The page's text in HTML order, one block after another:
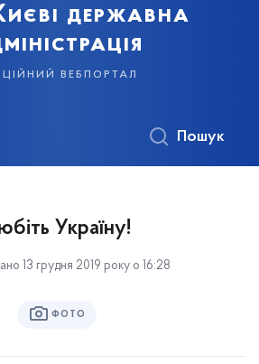
державна
вебпортал
Пошук
Україну!
13 грудня 2019 року о 16:28
ФОТО